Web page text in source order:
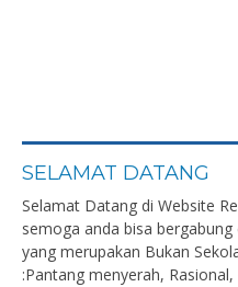
SELAMAT DATANG
Selamat Datang di Website
semoga anda bisa
yang merupakan Bukan
:Pantang menyerah,